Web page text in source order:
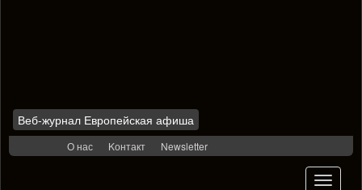
Веб-журнал Европейская афиша
О нас Kонтакт Newsletter
Toggle